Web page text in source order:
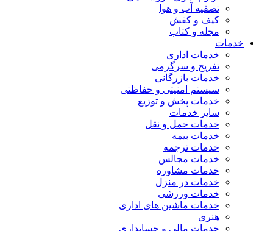
تصفیه آب و هوا
کیف و کفش
مجله و کتاب
خدمات
خدمات اداری
تفریح و سرگرمی
خدمات بازرگانی
سیستم امنیتی و حفاظتی
خدمات پخش و توزیع
سایر خدمات
خدمات حمل و نقل
خدمات بیمه
خدمات ترجمه
خدمات مجالس
خدمات مشاوره
خدمات در منزل
خدمات ورزشی
خدمات ماشین های اداری
هنری
خدمات مالی و حسابداری